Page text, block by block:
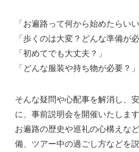
「お遍路って何から始めたらいい
「歩くのは大変？どんな準備が必
「初めてでも大丈夫？」
「どんな服装や持ち物が必要？」
そんな疑問や心配事を解消し、
に、事前説明会を開催いたします
お遍路の歴史や巡礼の心構えな
備、ツアー中の過ごし方などを